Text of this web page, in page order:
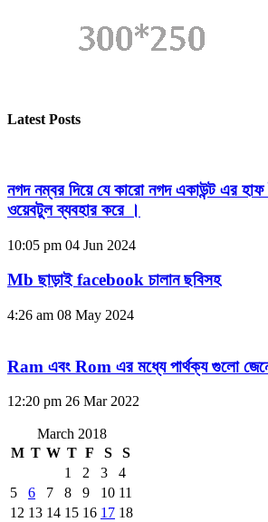
Latest Posts
নগদ নম্বর দিয়ে যে কারো নগদ একাউন্ট এর
ওয়েবটুল ব্যবহার করে ।
10:05 pm 04 Jun 2024
Mb ছাড়াই facebook চালান ছবিসহ
4:26 am 08 May 2024
Ram এবং Rom এর মধ্যে পার্থক্য গুলো
12:20 pm 26 Mar 2022
March 2018
M T W T F S
S
1
2 3
4
5
6 7 8 9 10 11
12 13 14 15 16 17 18